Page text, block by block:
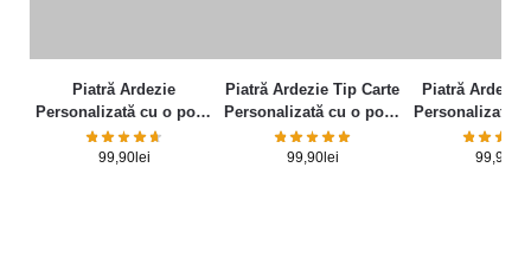
Piatră Ardezie
Personalizată cu o poză
și mesaj – Elegance
99,90lei
Piatră Ardezie Tip Carte
Personalizată cu o poză
și mesaj
99,90lei
Piatră Ardezie
Personalizată
și mesaj
99,90